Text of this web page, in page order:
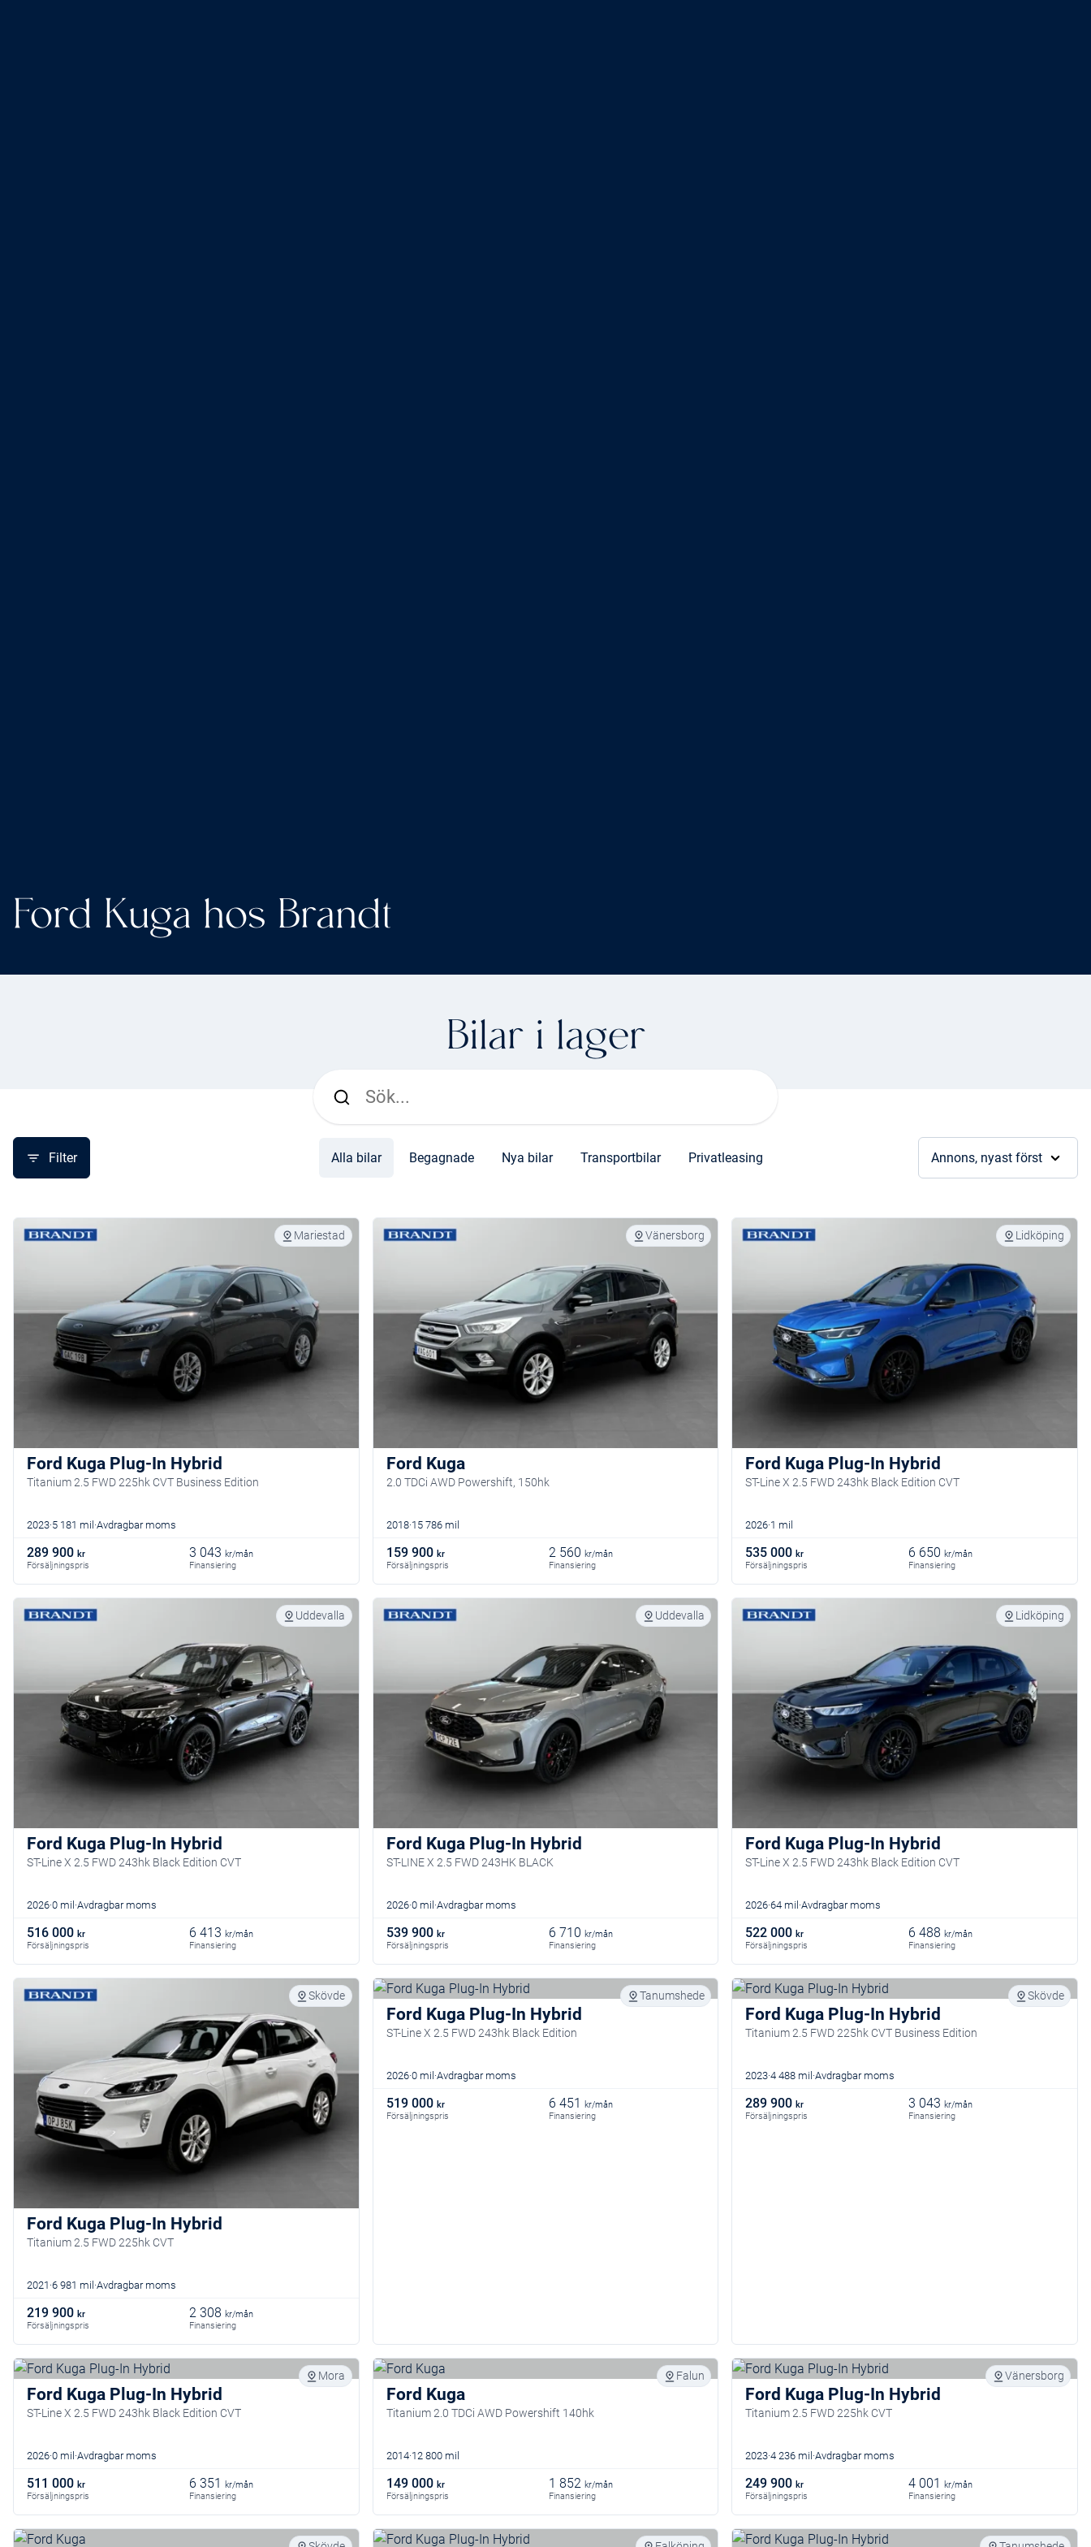
Ford Kuga hos Brandt
Bilar i lager
Filter Alla bilar Begagnade Nya bilar Transportbilar Privatleasing Annons, nyast först
Mariestad
Ford Kuga Plug-In Hybrid
Titanium 2.5 FWD 225hk CVT Business Edition
2023 5 181 mil Avdragbar moms
289 900 kr
Försäljningspris
3 043 kr/mån
Finansiering
Vänersborg
Ford Kuga
2.0 TDCi AWD Powershift, 150hk
2018 15 786 mil
159 900 kr
Försäljningspris
2 560 kr/mån
Finansiering
Lidköping
Ford Kuga Plug-In Hybrid
ST-Line X 2.5 FWD 243hk Black Edition CVT
2026 1 mil
535 000 kr
Försäljningspris
6 650 kr/mån
Finansiering
Uddevalla
Ford Kuga Plug-In Hybrid
ST-Line X 2.5 FWD 243hk Black Edition CVT
2026 0 mil Avdragbar moms
516 000 kr
Försäljningspris
6 413 kr/mån
Finansiering
Uddevalla
Ford Kuga Plug-In Hybrid
ST-LINE X 2.5 FWD 243HK BLACK
2026 0 mil Avdragbar moms
539 900 kr
Försäljningspris
6 710 kr/mån
Finansiering
Lidköping
Ford Kuga Plug-In Hybrid
ST-Line X 2.5 FWD 243hk Black Edition CVT
2026 64 mil Avdragbar moms
522 000 kr
Försäljningspris
6 488 kr/mån
Finansiering
Skövde
Ford Kuga Plug-In Hybrid
Titanium 2.5 FWD 225hk CVT
2021 6 981 mil Avdragbar moms
219 900 kr
Försäljningspris
2 308 kr/mån
Finansiering
Tanumshede
Ford Kuga Plug-In Hybrid
ST-Line X 2.5 FWD 243hk Black Edition
2026 0 mil Avdragbar moms
519 000 kr
Försäljningspris
6 451
kr/mån
Finansiering
Skövde
Ford Kuga Plug-In Hybrid
Titanium 2.5 FWD 225hk CVT Business Edition
2023 4 488 mil Avdragbar moms
289 900 kr
Försäljningspris
3 043 kr/mån
Finansiering
Mora
Ford Kuga Plug-In Hybrid
ST-Line X 2.5 FWD 243hk Black Edition CVT
2026 0 mil Avdragbar moms
511 000 kr
Försäljningspris
6 351
kr/mån
Finansiering
Falun
Ford Kuga
Titanium 2.0 TDCi AWD Powershift 140hk
2014 12 800 mil
149 000 kr
Försäljningspris
1 852 kr/mån
Finansiering
Vänersborg
Ford Kuga Plug-In Hybrid
Titanium 2.5 FWD 225hk CVT
2023 4 236 mil Avdragbar moms
249 900 kr
Försäljningspris
4 001
kr/mån
Finansiering